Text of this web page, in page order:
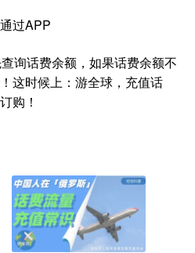
过APP
询话费余额，如果话费余额不
这时候上：游全球，充值话
购！